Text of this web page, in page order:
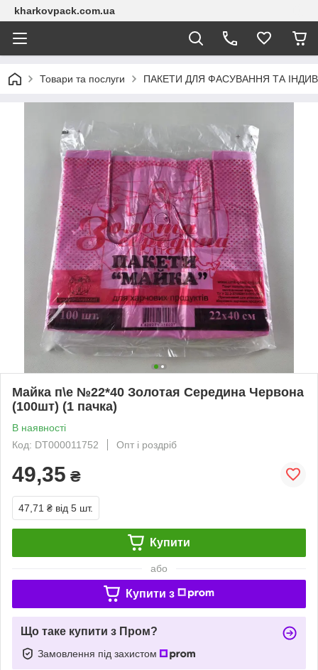
kharkovpack.com.ua
Товари та послуги ПАКЕТИ ДЛЯ ФАСУВАННЯ ТА
Майка п\е №22*40 Золотая Середина Червона
(100шт) (1 пачка)
В наявності
Код: DT000011752
Опт і роздріб
49,35 ₴
47,71 ₴ від 5 шт.
Купити
або
Купити з
Що таке купити з Пром?
Замовлення під захистом